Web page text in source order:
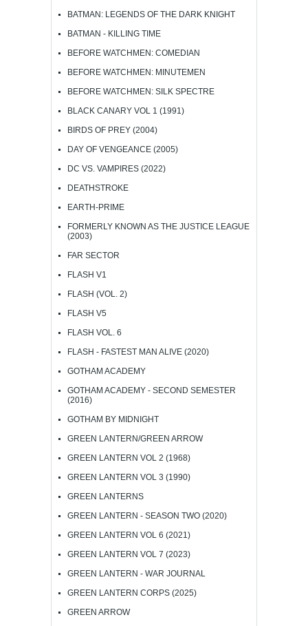
BATMAN: LEGENDS OF THE DARK KNIGHT
BATMAN - KILLING TIME
BEFORE WATCHMEN: COMEDIAN
BEFORE WATCHMEN: MINUTEMEN
BEFORE WATCHMEN: SILK SPECTRE
BLACK CANARY VOL 1 (1991)
BIRDS OF PREY (2004)
DAY OF VENGEANCE (2005)
DC VS. VAMPIRES (2022)
DEATHSTROKE
EARTH-PRIME
FORMERLY KNOWN AS THE JUSTICE LEAGUE
(2003)
FAR SECTOR
FLASH V1
FLASH (VOL. 2)
FLASH V5
FLASH VOL. 6
FLASH - FASTEST MAN ALIVE (2020)
GOTHAM ACADEMY
GOTHAM ACADEMY - SECOND SEMESTER
(2016)
GOTHAM BY MIDNIGHT
GREEN LANTERN/GREEN ARROW
GREEN LANTERN VOL 2 (1968)
GREEN LANTERN VOL 3 (1990)
GREEN LANTERNS
GREEN LANTERN - SEASON TWO (2020)
GREEN LANTERN VOL 6 (2021)
GREEN LANTERN VOL 7 (2023)
GREEN LANTERN - WAR JOURNAL
GREEN LANTERN CORPS (2025)
GREEN ARROW